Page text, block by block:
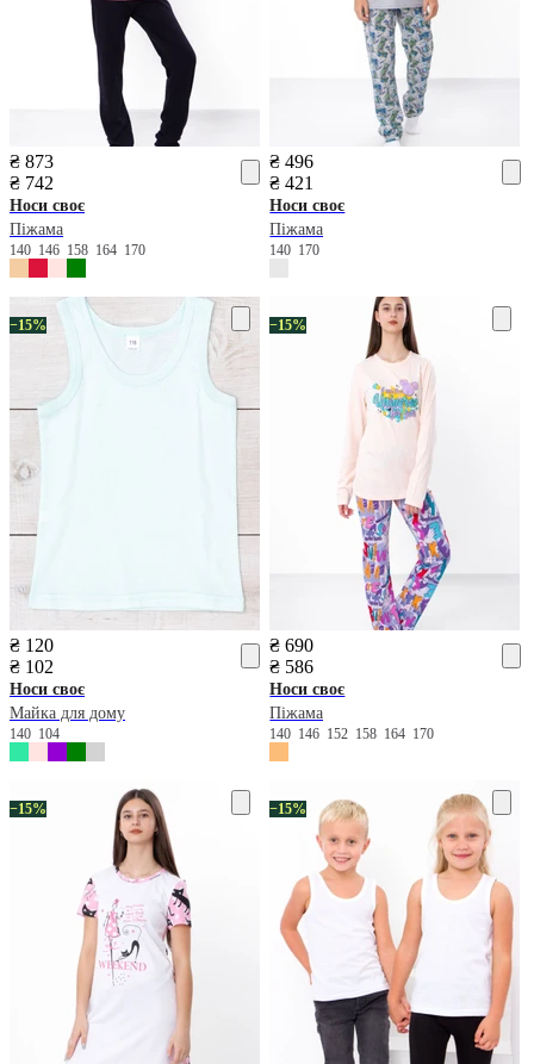
₴ 873
₴ 742
Носи своє
Піжама
140 146 158 164 170
₴ 496
₴ 421
Носи своє
Піжама
140 170
−15%
₴ 120
₴ 102
Носи своє
Майка для дому
140 104
−15%
₴ 690
₴ 586
Носи своє
Піжама
140 146 152 158 164 170
−15% −15%